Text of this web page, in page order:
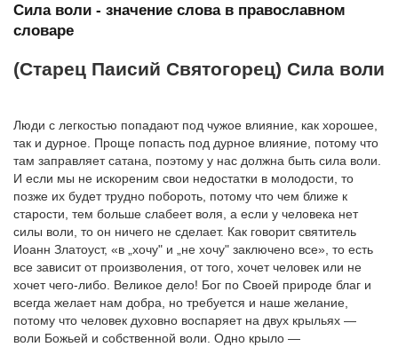
Сила воли - значение слова в православном
словаре
(Старец Паисий Святогорец) Сила воли
Люди с легкостью попадают под чужое влияние, как хорошее,
так и дурное. Проще попасть под дурное влияние, потому что
там заправляет сатана, поэтому у нас должна быть сила воли.
И если мы не искореним свои недостатки в молодости, то
позже их будет трудно побороть, потому что чем ближе к
старости, тем больше слабеет воля, а если у человека нет
силы воли, то он ничего не сделает. Как говорит святитель
Иоанн Златоуст, «в „хочу" и „не хочу" заключено все», то есть
все зависит от произволения, от того, хочет человек или не
хочет чего-либо. Великое дело! Бог по Своей природе благ и
всегда желает нам добра, но требуется и наше желание,
потому что человек духовно воспаряет на двух крыльях —
воли Божьей и собственной воли. Одно крыло —